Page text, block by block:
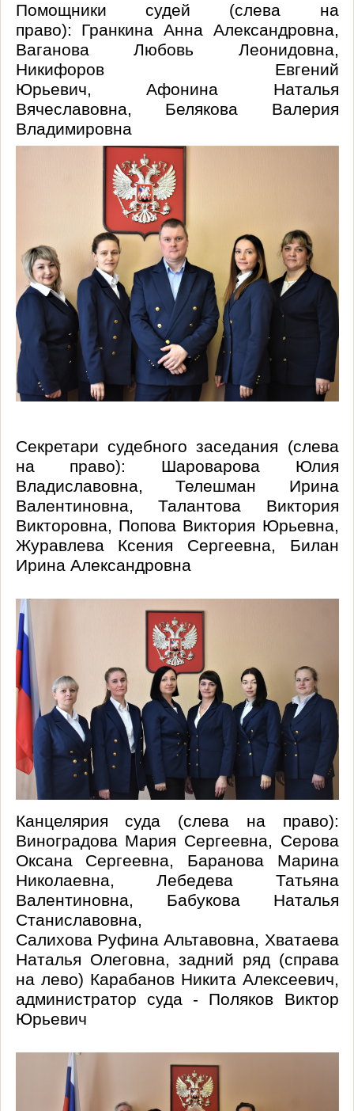
Помощники судей (слева на
право): Гранкина Анна Александровна,
Ваганова Любовь Леонидовна,
Никифоров Евгений
Юрьевич, Афонина Наталья
Вячеславовна, Белякова Валерия
Владимировна
Секретари судебного заседания (слева
на право): ШаровароваЮлия
Владиславовна, Телешман Ирина
Валентиновна, Талантова Виктория
Викторовна, Попова Виктория Юрьевна,
Журавлева Ксения Сергеевна, Билан
Ирина Александровна
Канцелярия суда (слева на право):
Виноградова Мария Сергеевна, Серова
Оксана Сергеевна, Баранова Марина
Николаевна, Лебедева Татьяна
Валентиновна, БабуковаНаталья
Станиславовна,
Салихова РуфинаАльтавовна, Хватаева
Наталья Олеговна, задний ряд (справа
на лево) Карабанов Никита Алексеевич,
администратор суда - Поляков Виктор
Юрьевич